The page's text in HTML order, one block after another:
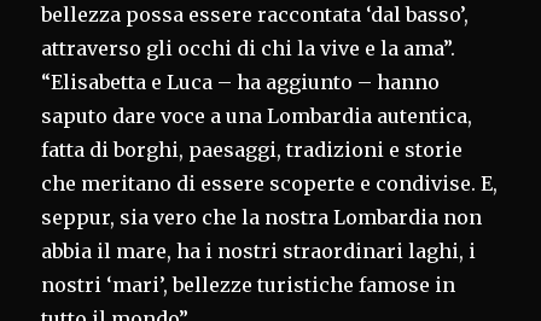
bellezza possa essere raccontata ‘dal basso’,
attraverso gli occhi di chi la vive e la ama”.
“Elisabetta e Luca – ha aggiunto – hanno
saputo dare voce a una Lombardia autentica,
fatta di borghi, paesaggi, tradizioni e storie
che meritano di essere scoperte e condivise. E,
seppur, sia vero che la nostra Lombardia non
abbia il mare, ha i nostri straordinari laghi, i
nostri ‘mari’, bellezze turistiche famose in